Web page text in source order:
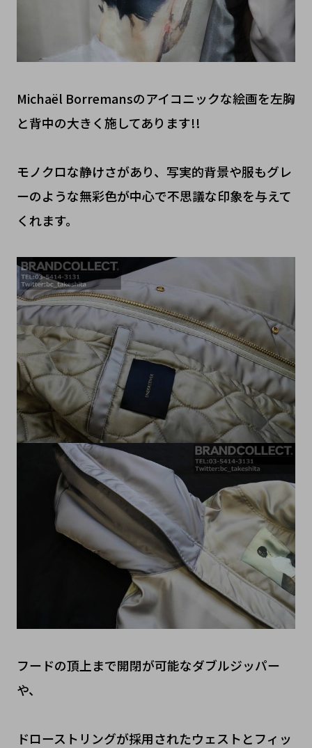
Michaël Borremansのアイコニックな絵画を左胸
と背中の大きく施してあります!!
モノクロな静けさがあり、写実的背景や服もグレ
ーのような無彩色が中心で不思議な印象を与えて
くれます。
フードの頂上まで開閉が可能なダブルジッパー
や、
ドローストリングが採用されたウェストとフィッ